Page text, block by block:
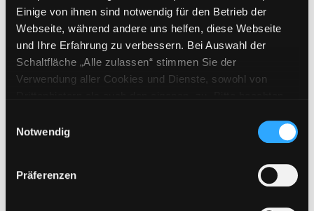
Einige von ihnen sind notwendig für den Betrieb der
Webseite, während andere uns helfen, diese Webseite
und Ihre Erfahrung zu verbessern. Bei Auswahl der
Schaltfläche „Alle zulassen“ stimmen Sie der
Verwendung aller Cookies und Dienste, sowohl von
Cookies von Drittanbietern, eine Verarbeitung in
unsicheren Drittländern (Länder außerhalb des EWR
ohne adäquates Datenschutzniveau) stattfinden kann. In
diesem Zusammenhang können aktuell Risiken für
Notwendig
Präferenzen
Jahr von
Medien anzeigen, die nach dem Jahr veröffentlicht
Jahr bis
Medien anzeigen, die vor dem
E-Medien
Mediengruppe